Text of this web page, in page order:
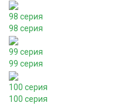
98 серия
98 серия
99 серия
99 серия
100 серия
100 серия